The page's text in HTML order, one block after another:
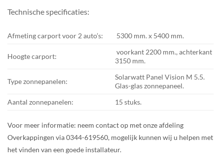
Technische specificaties:
Afmeting carport voor 2 auto’s: 5300 mm. x 5400 mm.
Hoogte carport:
voorkant 2200 mm., achterkant
3150 mm.
Type zonnepanelen:
Solarwatt Panel Vision M 5.5.
Glas-glas zonnepaneel.
Aantal zonnepanelen:
15 stuks.
Voor meer informatie: neem contact op met onze afdeling
Overkappingen via 0344-619560, mogelijk kunnen wij u helpen met
het vinden van een goede installateur.